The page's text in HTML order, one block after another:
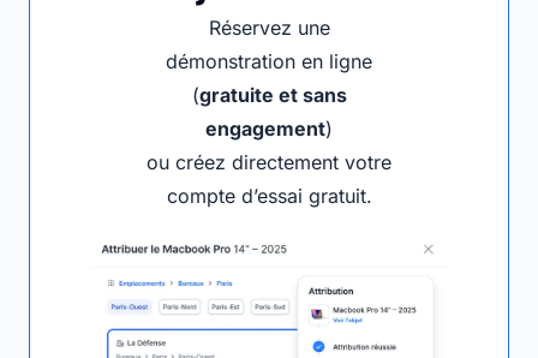
Réservez une
démonstration en ligne
(gratuite et sans
engagement)
ou créez directement votre
compte d’essai gratuit.